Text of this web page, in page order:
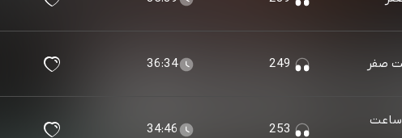
36:34
عنصر نامطلوب - قسمت10 فصل4 ساعت
34:46